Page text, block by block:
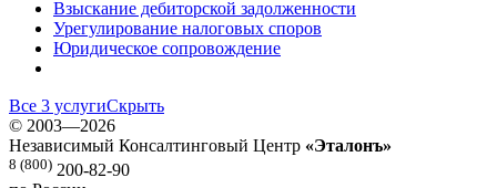
Взыскание дебиторской задолженности
Урегулирование налоговых споров
Юридическое сопровождение
Все 3 услугиСкрыть
© 2003—2026
Независимый Консалтинговый Центр «Эталонъ»
8 (800) 200-82-90